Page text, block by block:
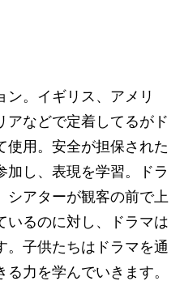
ン。イギリス、アメリ
アなどで定着してるがド
使用。安全が担保された
加し、表現を学習。ドラ
シアターが観客の前で上
いるのに対し、ドラマは
。子供たちはドラマを通
力を学んでいきます。